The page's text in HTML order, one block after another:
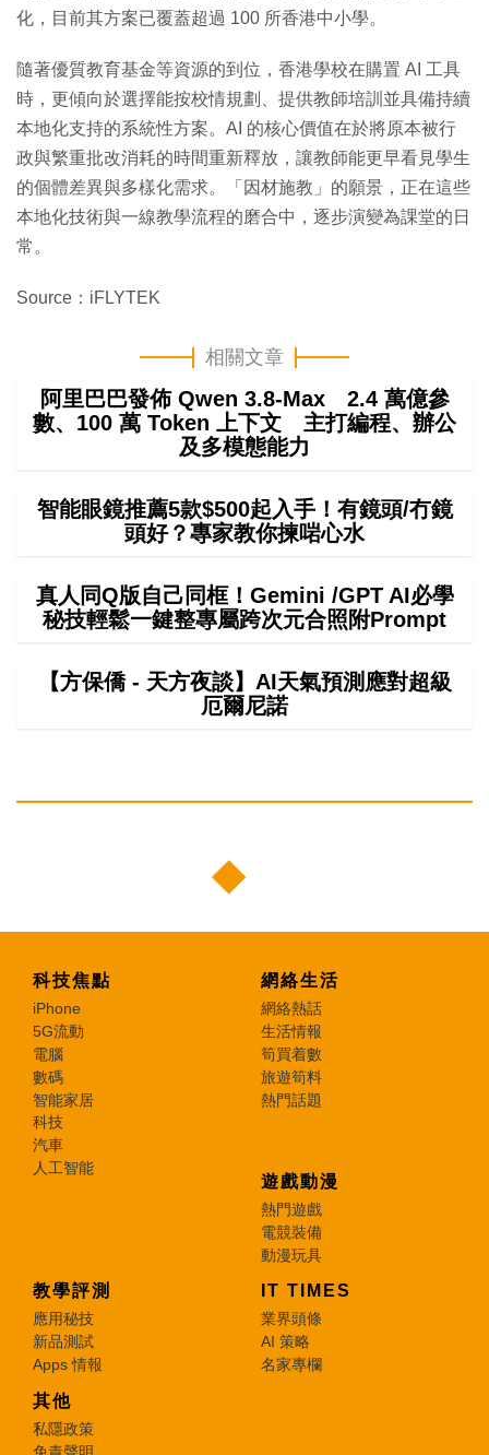
化，目前其方案已覆蓋超過 100 所香港中小學。
隨著優質教育基金等資源的到位，香港學校在購置 AI 工具
時，更傾向於選擇能按校情規劃、提供教師培訓並具備持續
本地化支持的系統性方案。AI 的核心價值在於將原本被行
政與繁重批改消耗的時間重新釋放，讓教師能更早看見學生
的個體差異與多樣化需求。「因材施教」的願景，正在這些
本地化技術與一線教學流程的磨合中，逐步演變為課堂的日
常。
Source：iFLYTEK
相關文章
阿里巴巴發佈 Qwen 3.8-Max 2.4 萬億參
數、100 萬 Token 上下文 主打編程、辦公
及多模態能力
智能眼鏡推薦5款$500起入手！有鏡頭/冇鏡
頭好？專家教你揀啱心水
真人同Q版自己同框！Gemini /GPT AI必學
秘技輕鬆一鍵整專屬跨次元合照附Prompt
【方保僑 - 天方夜談】AI天氣預測應對超級
厄爾尼諾
科技焦點
iPhone
5G流動
電腦
數碼
智能家居
科技
汽車
人工智能
網絡生活
網絡熱話
生活情報
筍買着數
旅遊筍料
熱門話題
遊戲動漫
熱門遊戲
電競裝備
動漫玩具
教學評測
應用秘技
新品測試
Apps 情報
IT TIMES
業界頭條
AI 策略
名家專欄
其他
私隱政策
免責聲明